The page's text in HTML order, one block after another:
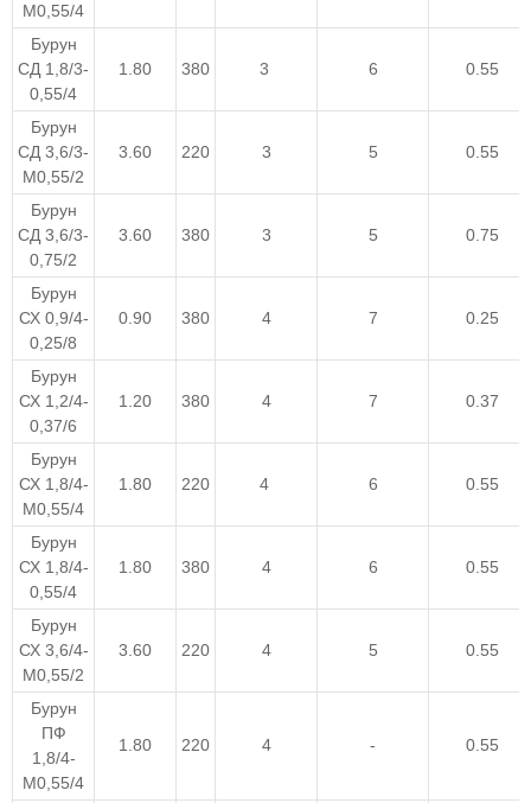
М0,55/4
Бурун
СД 1,8/3-
0,55/4
1.80 380 3 6 0.55
Бурун
СД 3,6/3-
М0,55/2
3.60 220 3 5 0.55
Бурун
СД 3,6/3-
0,75/2
3.60 380 3 5 0.75
Бурун
СХ 0,9/4-
0,25/8
0.90 380 4 7 0.25
Бурун
СХ 1,2/4-
0,37/6
1.20 380 4 7 0.37
Бурун
СХ 1,8/4-
М0,55/4
1.80 220 4 6 0.55
Бурун
СХ 1,8/4-
0,55/4
1.80 380 4 6 0.55
Бурун
СХ 3,6/4-
M0,55/2
3.60 220 4 5 0.55
Бурун
ПФ
1,8/4-
М0,55/4
1.80 220 4 - 0.55